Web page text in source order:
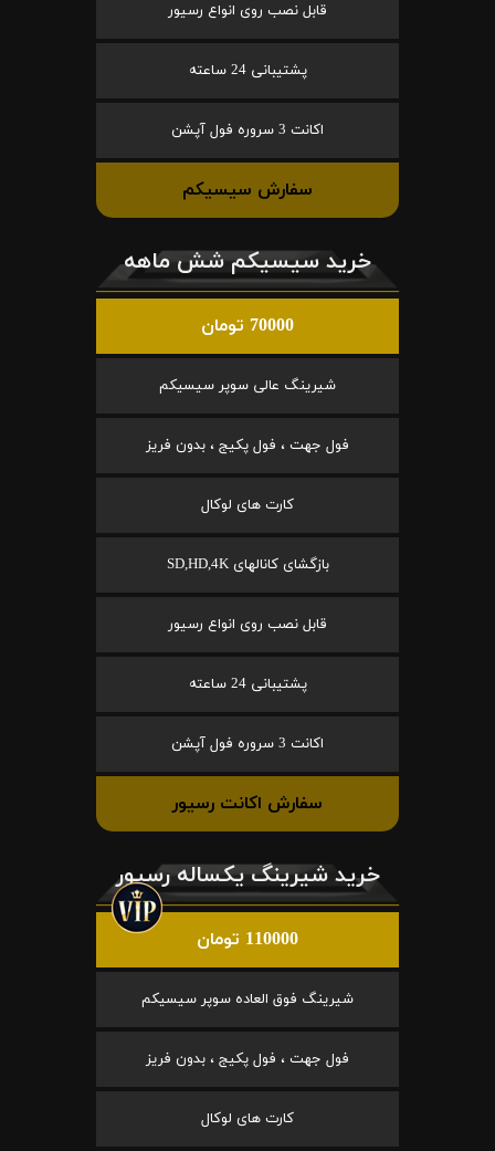
قابل نصب روی انواع رسیور
پشتیبانی 24 ساعته
اکانت 3 سروره فول آپشن
سفارش سیسیکم
خرید سیسیکم شش ماهه
70000 تومان
شیرینگ عالی سوپر سیسیکم
فول جهت ، فول پکیج ، بدون فریز
کارت های لوکال
بازگشای کانالهای SD,HD,4K
قابل نصب روی انواع رسیور
پشتیبانی 24 ساعته
اکانت 3 سروره فول آپشن
سفارش اکانت رسیور
خرید شیرینگ یکساله رسیور
110000 تومان
شیرینگ فوق العاده سوپر سیسیکم
فول جهت ، فول پکیج ، بدون فریز
کارت های لوکال